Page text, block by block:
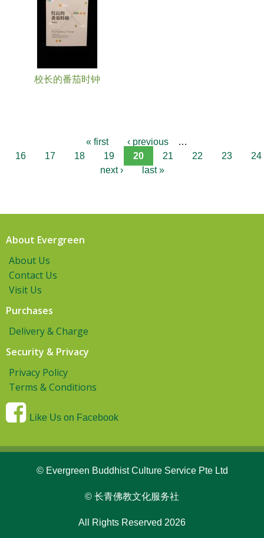
校长的番茄时钟
« first ‹ previous
…
16
17 18 19 20 21 22 23
24
next ›
last »
About Evergreen
About Us
Contact Us
Visit Us
Purchases
Delivery & Charge
Security & Privacy
Privacy Policy
Terms & Conditions
Like Us on Facebook
© Evergreen Buddhist Culture Service Pte Ltd
© 长青佛教文化服务社
All Rights Reserved 2026